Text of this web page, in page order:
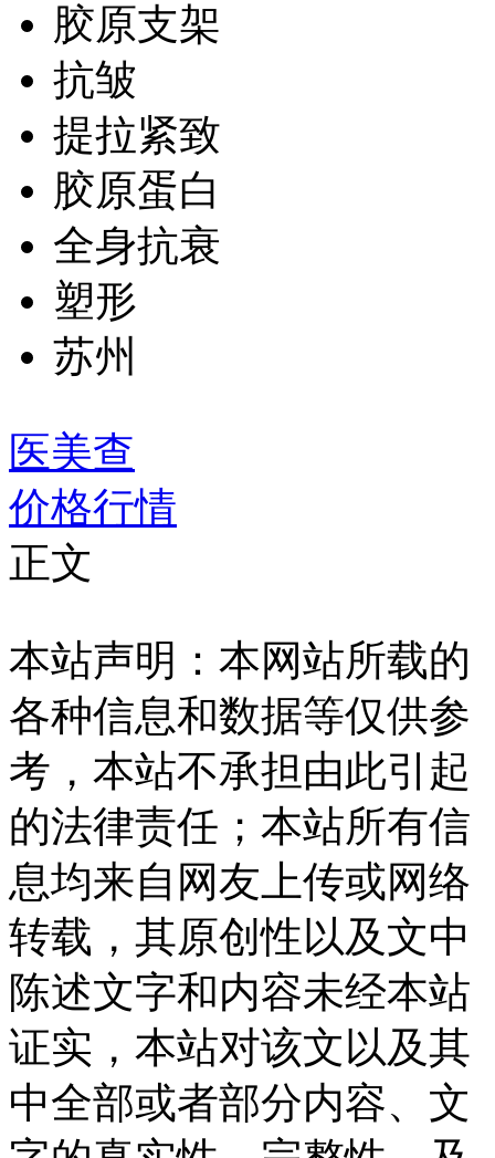
胶原支架
抗皱
提拉紧致
胶原蛋白
全身抗衰
塑形
苏州
医美查
价格行情
正文
本站声明：本网站所载的
各种信息和数据等仅供参
考，本站不承担由此引起
的法律责任；本站所有信
息均来自网友上传或网络
转载，其原创性以及文中
陈述文字和内容未经本站
证实，本站对该文以及其
中全部或者部分内容、文